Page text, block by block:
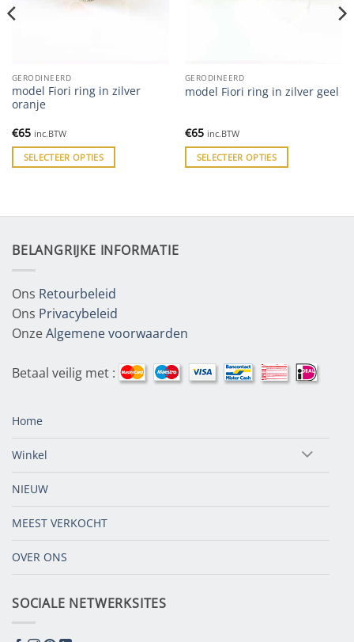
GERODINEERD
model Fiori ring in zilver
oranje
€65 inc.BTW
SELECTEER OPTIES
GERODINEERD
model Fiori ring in zilver geel
€65 inc.BTW
SELECTEER OPTIES
BELANGRIJKE INFORMATIE
Ons Retourbeleid
Ons Privacybeleid
OnzeAlgemene voorwaarden
Betaal veilig met :
Home
Winkel
NIEUW
MEEST VERKOCHT
OVER ONS
SOCIALE NETWERKSITES